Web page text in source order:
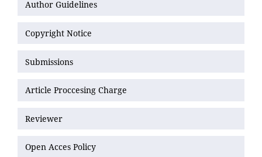
Author Guidelines
Copyright Notice
Submissions
Article Proccesing Charge
Reviewer
Open Acces Policy